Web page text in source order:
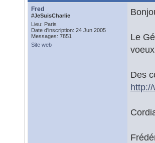
Fred
#JeSuisCharlie
Lieu: Paris
Date d'inscription: 24 Jun 2005
Messages: 7851
Site web
Le
Des